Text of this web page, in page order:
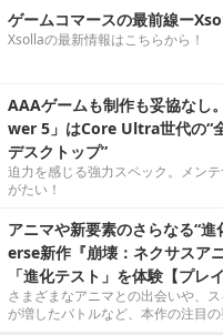
ゲームコマースの最前線ー
Xsollaの最新情報はこちらから！
AAAゲームも制作も妥協な
wer 5」はCore Ultra世代の“
デスクトップ”
迫力を感じる強力スペック。メン
がたい！
アニマや新要素のさらなる“
erse新作『崩壊：ネクサスア
「進化テスト」を体験【プレイ
さまざまなアニマとの出会いや、
が増したバトルなど、本作の注目の